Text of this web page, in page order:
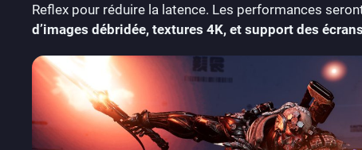
Reflex pour réduire la latence. Les performances
d’images débridée, textures 4K, et support des